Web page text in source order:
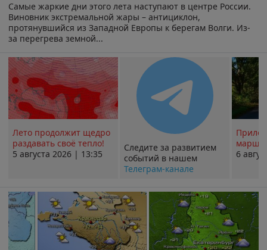
Самые жаркие дни этого лета наступают в центре России.
Виновник экстремальной жары – антициклон,
протянувшийся из Западной Европы к берегам Волги. Из-
за перегрева земной...
Лето продолжит щедро
раздавать своё тепло!
5 августа 2026 | 13:35
Следите за развитием
событий в нашем
Телеграм-канале
6